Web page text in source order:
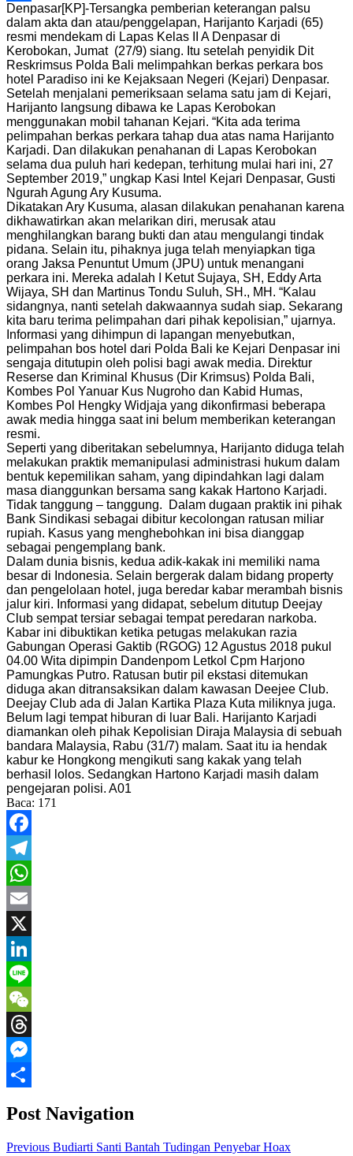
Share
Denpasar[KP]-Tersangka pemberian keterangan palsu
dalam akta dan atau/penggelapan, Harijanto Karjadi (65)
resmi mendekam di Lapas Kelas II A Denpasar di
Kerobokan, Jumat (27/9) siang. Itu setelah penyidik Dit
Reskrimsus Polda Bali melimpahkan berkas perkara bos
hotel Paradiso ini ke Kejaksaan Negeri (Kejari) Denpasar.
Setelah menjalani pemeriksaan selama satu jam di Kejari,
Harijanto langsung dibawa ke Lapas Kerobokan
menggunakan mobil tahanan Kejari. “Kita ada terima
pelimpahan berkas perkara tahap dua atas nama Harijanto
Karjadi. Dan dilakukan penahanan di Lapas Kerobokan
selama dua puluh hari kedepan, terhitung mulai hari ini, 27
September 2019,” ungkap Kasi Intel Kejari Denpasar, Gusti
Ngurah Agung Ary Kusuma.
Dikatakan Ary Kusuma, alasan dilakukan penahanan karena
dikhawatirkan akan melarikan diri, merusak atau
menghilangkan barang bukti dan atau mengulangi tindak
pidana. Selain itu, pihaknya juga telah menyiapkan tiga
orang Jaksa Penuntut Umum (JPU) untuk menangani
perkara ini. Mereka adalah I Ketut Sujaya, SH, Eddy Arta
Wijaya, SH dan Martinus Tondu Suluh, SH., MH. “Kalau
sidangnya, nanti setelah dakwaannya sudah siap. Sekarang
kita baru terima pelimpahan dari pihak kepolisian,” ujarnya.
Informasi yang dihimpun di lapangan menyebutkan,
pelimpahan bos hotel dari Polda Bali ke Kejari Denpasar ini
sengaja ditutupin oleh polisi bagi awak media. Direktur
Reserse dan Kriminal Khusus (Dir Krimsus) Polda Bali,
Kombes Pol Yanuar Kus Nugroho dan Kabid Humas,
Kombes Pol Hengky Widjaja yang dikonfirmasi beberapa
awak media hingga saat ini belum memberikan keterangan
resmi.
Seperti yang diberitakan sebelumnya, Harijanto diduga telah
melakukan praktik memanipulasi administrasi hukum dalam
bentuk kepemilikan saham, yang dipindahkan lagi dalam
masa dianggunkan bersama sang kakak Hartono Karjadi.
Tidak tanggung – tanggung. Dalam dugaan praktik ini pihak
Bank Sindikasi sebagai dibitur kecolongan ratusan miliar
rupiah. Kasus yang menghebohkan ini bisa dianggap
sebagai pengemplang bank.
Dalam dunia bisnis, kedua adik-kakak ini memiliki nama
besar di Indonesia. Selain bergerak dalam bidang property
dan pengelolaan hotel, juga beredar kabar merambah bisnis
jalur kiri. Informasi yang didapat, sebelum ditutup Deejay
Club sempat tersiar sebagai tempat peredaran narkoba.
Kabar ini dibuktikan ketika petugas melakukan razia
Gabungan Operasi Gaktib (RGOG) 12 Agustus 2018 pukul
04.00 Wita dipimpin Dandenpom Letkol Cpm Harjono
Pamungkas Putro. Ratusan butir pil ekstasi ditemukan
diduga akan ditransaksikan dalam kawasan Deejee Club.
Deejay Club ada di Jalan Kartika Plaza Kuta miliknya juga.
Belum lagi tempat hiburan di luar Bali. Harijanto Karjadi
diamankan oleh pihak Kepolisian Diraja Malaysia di sebuah
bandara Malaysia, Rabu (31/7) malam. Saat itu ia hendak
kabur ke Hongkong mengikuti sang kakak yang telah
berhasil lolos. Sedangkan Hartono Karjadi masih dalam
pengejaran polisi. A01
Baca: 171
Facebook
Telegram
WhatsApp
Email
X
LinkedIn
Line
WeChat
Threads
Messenger
Post Navigation
Previous Budiarti Santi Bantah Tudingan Penyebar Hoax